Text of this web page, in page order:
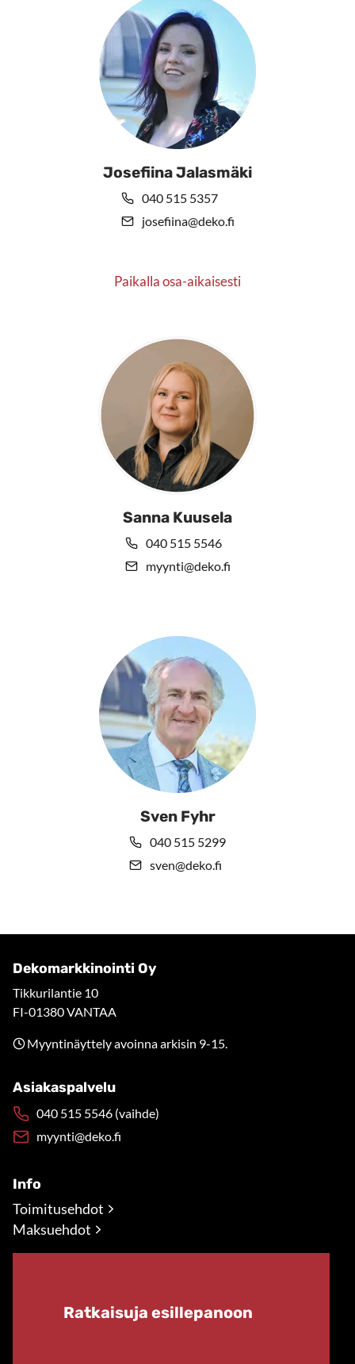
Josefiina Jalasmäki
040 515 5357
josefiina@deko.fi
Paikalla osa-aikaisesti
Sanna Kuusela
040 515 5546
myynti@deko.fi
Sven Fyhr
040 515 5299
sven@deko.fi
Dekomarkkinointi Oy
Tikkurilantie 10
FI-01380 VANTAA
Myyntinäyttely avoinna arkisin 9-15.
Asiakaspalvelu
040 515 5546 (vaihde)
myynti@deko.fi
Info
Toimitusehdot
Maksuehdot
Ratkaisuja esillepanoon